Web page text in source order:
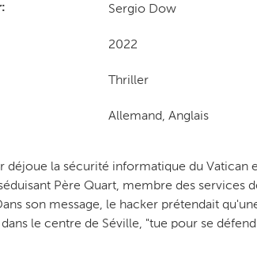
Sergio Dow
2022
Thriller
Allemand, Anglais
déjoue la sécurité informatique du Vatican
Père Quart, membre des services
son message, le hacker prétendait
le centre de Séville, "tue pour se